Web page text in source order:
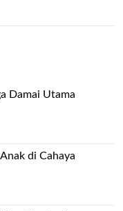
Damai Utama
di Cahaya